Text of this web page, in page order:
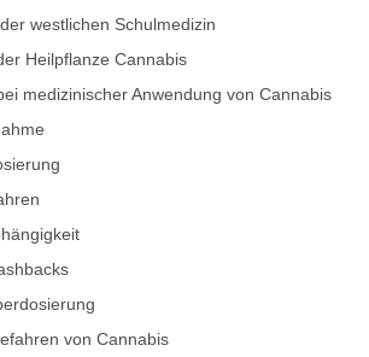
westlichen Schulmedizin
Heilpflanze Cannabis
medizinischer Anwendung von Cannabis
von Cannabis